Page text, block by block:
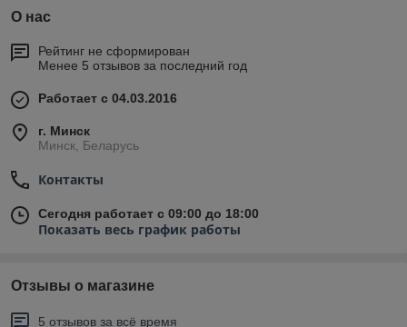
О нас
Рейтинг не сформирован
Менее 5 отзывов за последний год
Работает с 04.03.2016
г. Минск
Минск, Беларусь
Контакты
Сегодня работает с 09:00 до 18:00
Показать весь график работы
Отзывы о магазине
5 отзывов за всё время